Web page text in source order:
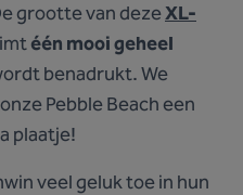
grootte van dezeXL-
één mooi geheel
benadrukt. We
Pebble Beach een
plaatje!
veel geluk toe in hun